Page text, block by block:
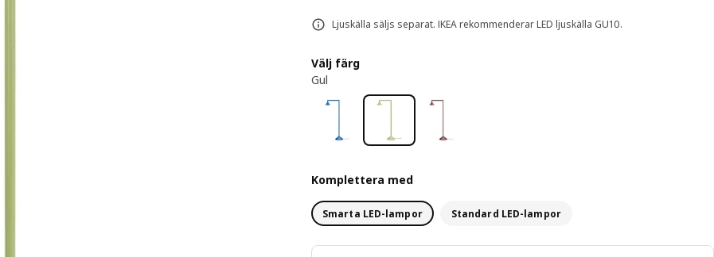
Ljuskälla säljs separat. IKEA rekommenderar LED ljuskälla GU10.
Välj färg
Gul
Komplettera med
Smarta LED-lampor Standard LED-lampor